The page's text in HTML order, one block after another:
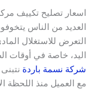
اسعار تصليح تكييف
العديد من الناس
التعرض للاستغلال
اليد، خاصة في أوقات
شركة نسمة باردة
مع العميل منذ اللحظة